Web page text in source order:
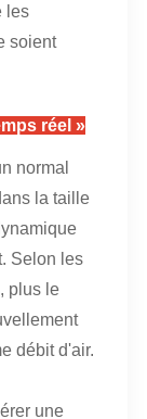
les
soient
réel »
normal
la taille
Selon les
plus le
débit d'air.
une